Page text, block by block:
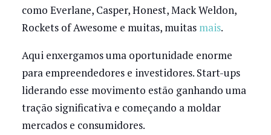
como Everlane, Casper, Honest, Mack Weldon,
Rockets of Awesome e muitas, muitas mais.
Aqui enxergamos uma oportunidade enorme
para empreendedores e investidores. Start-ups
liderando esse movimento estão ganhando uma
tração significativa e começando a moldar
mercados e consumidores.